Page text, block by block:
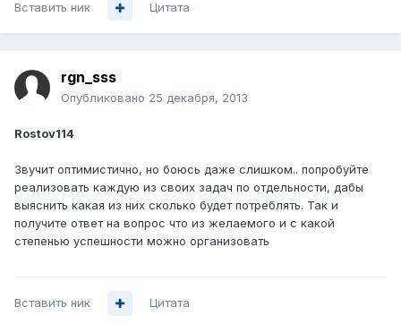
Вставить ник Цитата
rgn_sss
Опубликовано 25 декабря, 2013
Rostov114
Звучит оптимистично, но боюсь даже слишком.. попробуйте
реализовать каждую из своих задач по отдельности, дабы
выяснить какая из них сколько будет потреблять. Так и
получите ответ на вопрос что из желаемого и с какой
степенью успешности можно организовать
Вставить ник Цитата